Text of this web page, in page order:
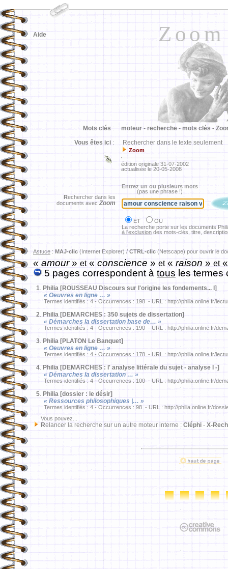
Zoom
Aide
Mots clés : moteur - recherche - mots clés -
Vous êtes ici : Rechercher dans le texte seulement
Zoom
édition originale 31-07-2002
actualisée le 20-05-2008
Rechercher dans les
documents avec Zoom
Entrez un ou plusieurs mots
(pas une phrase !)
ET
OU
La recherche porte sur les documents
à l'exclusion des mots-clés, titre,
Astuce : MAJ-clic (Internet Explorer) / CTRL-clic (Netscape) pour ouvrir le
« amour» et« conscience » et« raison » et«
5 pages correspondent à tous les termes
1. Philia [ROUSSEAU Discours sur l'origine les fondements... I]
« Oeuvres en ligne … »
Termes identifiés : 4 - Occurrences : 198 - URL : http://philia.online.fr/
2. Philia [DEMARCHES : 350 sujets de dissertation]
« Démarches la dissertation base de… »
Termes identifiés : 4 - Occurrences : 190 - URL : http://philia.online.fr/
3. Philia [PLATON Le Banquet]
« Oeuvres en ligne … »
Termes identifiés : 4 - Occurrences : 178 - URL : http://philia.online.fr/
4. Philia [DEMARCHES : l' analyse littérale du sujet - analyse I -]
« Démarches la dissertation … »
Termes identifiés : 4 - Occurrences : 100 - URL : http://philia.online.fr/
5. Philia [dossier : le désir]
« Ressources philosophiques |… »
Termes identifiés : 4 - Occurrences : 98 - URL : http://philia.online.fr/
Vous pouvez...
Relancer la recherche sur un autre moteur interne : Cléphi - X-